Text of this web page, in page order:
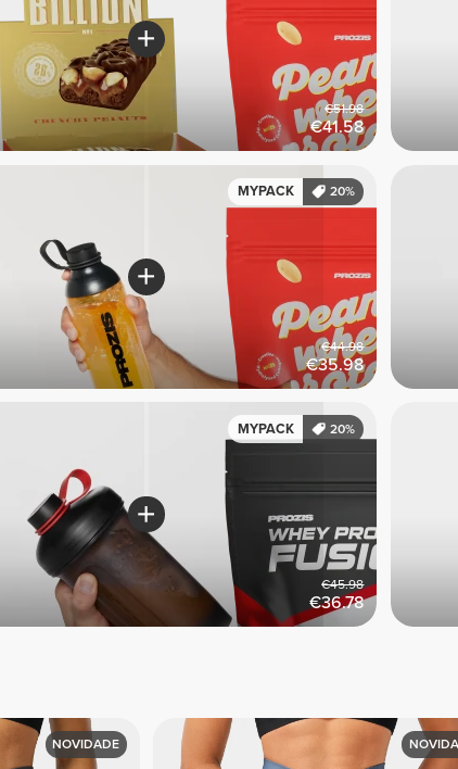
€41.58
€51.98
MYPACK 20%
€35.98
€44.98
MYPACK 20%
€36.78
€45.98
NOVIDADE